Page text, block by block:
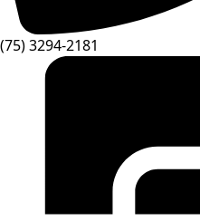
(75) 3294-2181